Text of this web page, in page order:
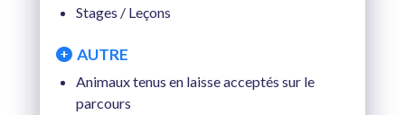
Stages / Leçons
AUTRE
Animaux tenus en laisse acceptés sur le
parcours